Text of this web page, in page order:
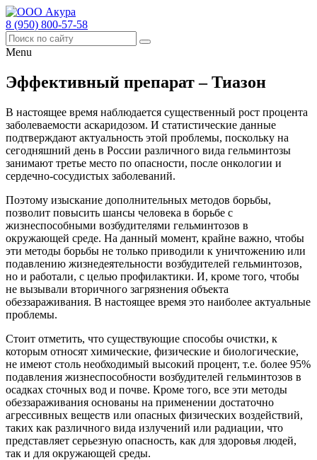
8 (950) 800-57-58
Menu
Эффективный препарат – Тиазон
В настоящее время наблюдается существенный рост процента
заболеваемости аскаридозом. И статистические данные
подтверждают актуальность этой проблемы, поскольку на
сегодняшний день в России различного вида гельминтозы
занимают третье место по опасности, после онкологии и
сердечно-сосудистых заболеваний.
Поэтому изыскание дополнительных методов борьбы,
позволит повысить шансы человека в борьбе с
жизнеспособными возбудителями гельминтозов в
окружающей среде. На данный момент, крайне важно, чтобы
эти методы борьбы не только приводили к уничтожению или
подавлению жизнедеятельности возбудителей гельминтозов,
но и работали, с целью профилактики. И, кроме того, чтобы
не вызывали вторичного загрязнения объекта
обеззараживания. В настоящее время это наиболее актуальные
проблемы.
Стоит отметить, что существующие способы очистки, к
которым относят химические, физические и биологические,
не имеют столь необходимый высокий процент, т.е. более 95%
подавления жизнеспособности возбудителей гельминтозов в
осадках сточных вод и почве. Кроме того, все эти методы
обеззараживания основаны на применении достаточно
агрессивных веществ или опасных физических воздействий,
таких как различного вида излучений или радиации, что
представляет серьезную опасность, как для здоровья людей,
так и для окружающей среды.